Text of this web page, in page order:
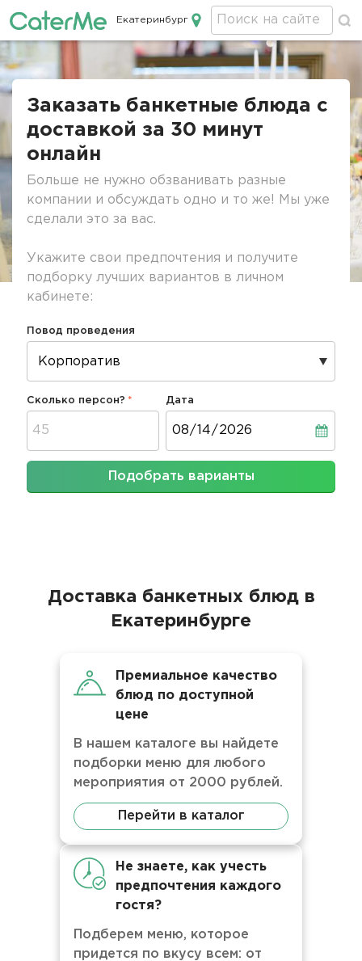
Кейтеринг в Екатеринбурге
Екатеринбург
Строка
Заказать банкетные блюда с
доставкой за 30 минут
онлайн
Больше не нужно обзванивать разные
компании и обсуждать одно и то же! Мы уже
сделали это за вас.
Укажите свои предпочтения и получите
подборку лучших вариантов в личном
кабинете:
Повод проведения
Сколько персон? Дата
Подобрать варианты
Доставка банкетных блюд в
Екатеринбурге
Премиальное качество
блюд по доступной
цене
В нашем каталоге вы найдете
подборки меню для любого
мероприятия от 2000 рублей.
Перейти в каталог
Не знаете, как учесть
предпочтения каждого
гостя?
Подберем меню, которое
придется по вкусу всем: от